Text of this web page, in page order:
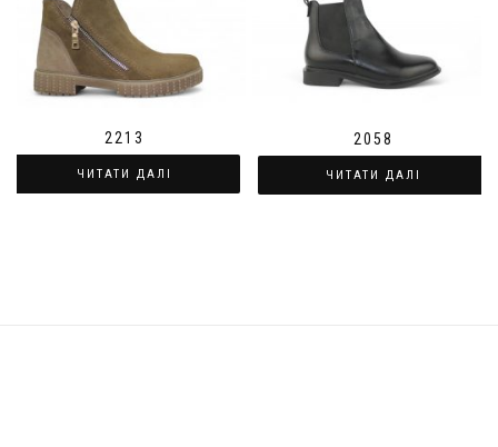
2213
ЧИТАТИ ДАЛІ
2058
ЧИТАТИ ДАЛІ